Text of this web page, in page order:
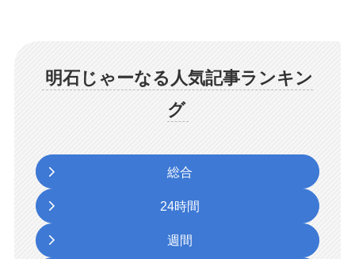
明石じゃーなる人気記事ランキン
グ
総合
24時間
週間